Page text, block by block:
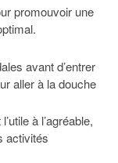
promouvoir une
avant d’entrer
aller à la douche
à l’agréable,
activités